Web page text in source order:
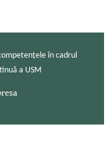
în cadrul
a USM